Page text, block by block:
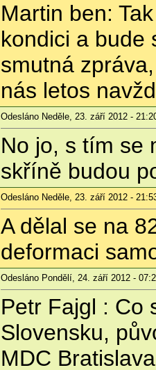
Martin ben:
kondici a bude
smutná
nás letos
Odesláno Neděle, 23. září 2012 -
No jo, s tím se
skříně budou
Odesláno Neděle, 23. září 2012 -
A dělal se na
deformaci
Odesláno Pondělí, 24. září 2012 -
Petr Fajgl : Co
Slovensku,
MDC